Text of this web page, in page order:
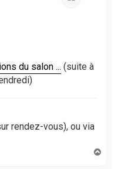
du salon ... (suite à
rendez-vous), ou via